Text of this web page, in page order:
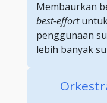
Membaurkan
best-effort
penggunaan
lebih banyak